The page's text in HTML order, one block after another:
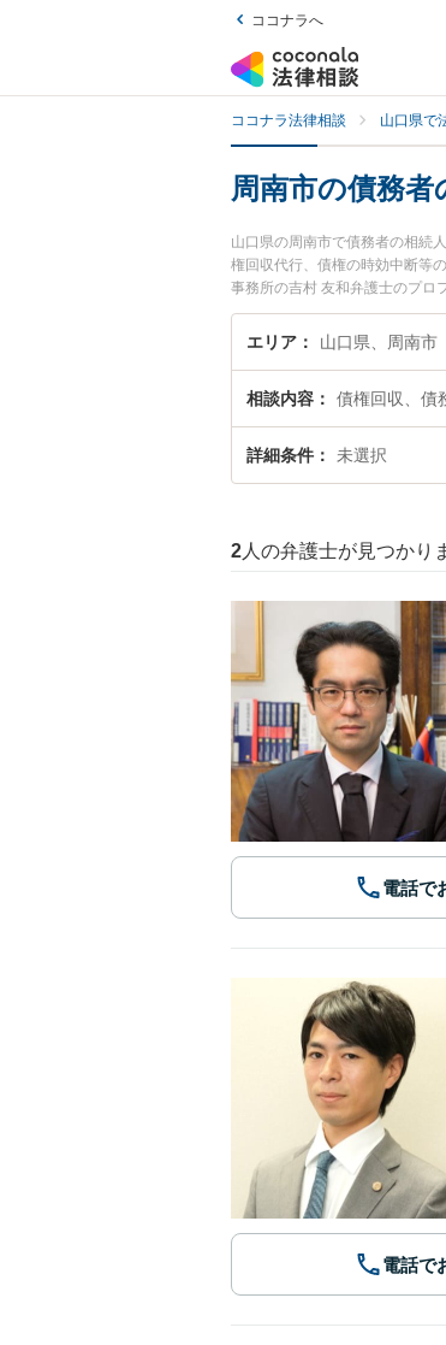
ココナラへ
ココナラ法律相談 山口県で
周南市の債務
山口県の周南市で債務者の相続
権回収代行、債権の時効中断等
事務所の吉村 友和弁護士のプロ
弁護士に相談したい』『債務者
南市内の弁護士に相談予約した
エリア 山口県、周南市
相談内容 債権回収、債
詳細条件 未選択
2 人の弁護士が見つかり
電話で
電話で